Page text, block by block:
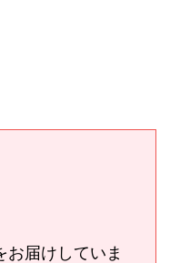
お届けしていま